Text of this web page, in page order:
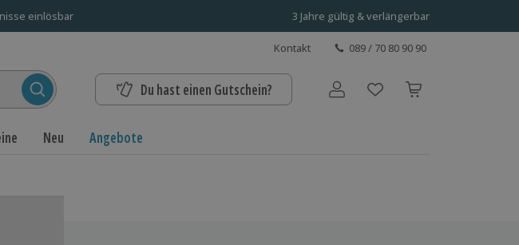
einlösbar 3 Jahre gültig & verlängerbar
Kontakt 089 / 70 80 90 90
Du hast einen Gutschein? Benutzerkonto
Neu Angebote